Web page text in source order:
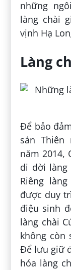
những
làng chài
vịnh Hạ
Làng
Để bảo
sản Thiên
năm 2014,
di dời làng
Riêng
được duy
điệu sinh
làng chài
không còn
Để lưu giữ
hóa làng